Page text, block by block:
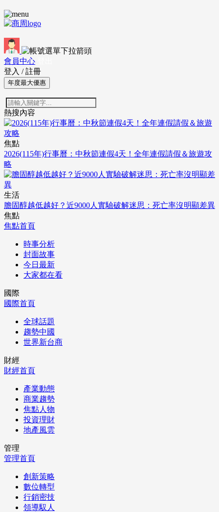
會員中心
登入 / 註冊
年度最大優惠
熱搜內容
焦點
2026(115年)行事曆：中秋節連假4天！全年連假請假＆旅遊攻
略
生活
膽固醇越低越好？近9000人實驗破解迷思：死亡率沒明顯差異
焦點
焦點首頁
時事分析
封面故事
今日最新
大家都在看
國際
國際首頁
全球話題
趨勢中國
世界新台商
財經
財經首頁
產業動態
商業趨勢
焦點人物
投資理財
地產風雲
管理
管理首頁
創新策略
數位轉型
行銷密技
領導馭人